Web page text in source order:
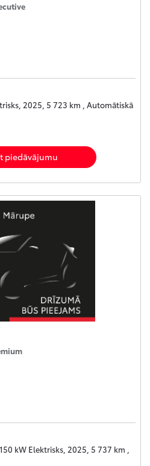
2025, 5 723 km , Automātiskā
piedāvājumu
kW Elektrisks, 2025, 5 737 km ,